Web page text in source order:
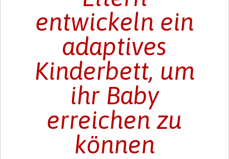
entwickeln ein
adaptives
Kinderbett, um
ihr Baby
erreichen zu
können